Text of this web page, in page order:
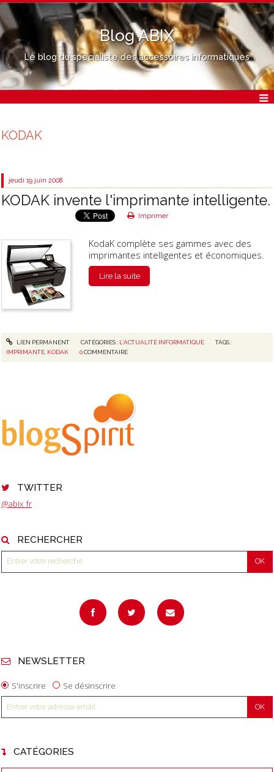
Blog ABIX
Le blog du spécialiste des accessoires informatiques
TWITTER
@abix_fr
RECHERCHER
NEWSLETTER
S'inscrire Se désinscrire
CATÉGORIES
KODAK
jeudi 19 juin 2008
KODAK invente l'imprimante intelligente.
Imprimer
KodaK complète ses gammes avec des
imprimantes intelligentes et économiques.
Lire la suite
LIEN PERMANENT CATÉGORIES : L'ACTUALITÉ INFORMATIQUE
TAGS :
IMPRIMANTE KODAK 0 COMMENTAIRE